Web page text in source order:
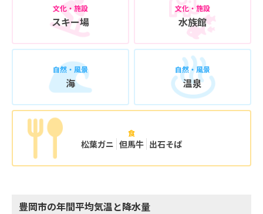
文化・施設
スキー場
文化・施設
水族館
自然・風景
海
自然・風景
温泉
食
松葉ガニ 但馬牛 出石そば
豊岡市の年間平均気温と降水量